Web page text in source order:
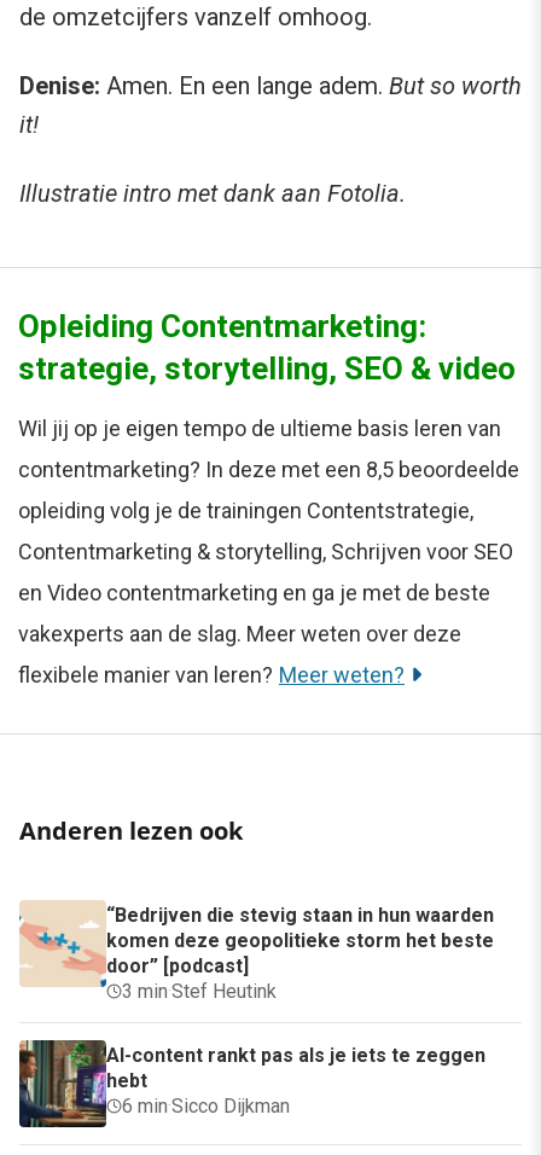
de omzetcijfers vanzelf omhoog.
Denise: Amen. En een lange adem. But so worth
it!
Illustratie intro met dank aan Fotolia.
Opleiding Contentmarketing:
strategie, storytelling, SEO & video
Wil jij op je eigen tempo de ultieme basis leren van
contentmarketing? In deze met een 8,5 beoordeelde
opleiding volg je de trainingen Contentstrategie,
Contentmarketing & storytelling, Schrijven voor SEO
en Video contentmarketing en ga je met de beste
vakexperts aan de slag. Meer weten over deze
flexibele manier van leren? Meer weten?
Anderen lezen ook
“Bedrijven die stevig staan in hun waarden
komen deze geopolitieke storm het beste
door” [podcast]
3 min·Stef Heutink
AI-content rankt pas als je iets te zeggen
hebt
6 min·Sicco Dijkman